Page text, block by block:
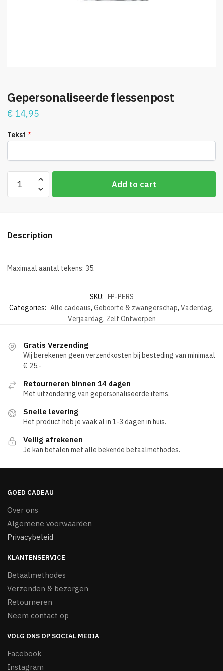
Gepersonaliseerde flessenpost
€ 14,95
Tekst *
Gepersonaliseerde
flessenpost
Add to cart
Description
Maximaal aantal tekens: 35.
SKU: FP-PERS
Categories: Alle cadeaus, Geboorte & zwangerschap, Vaderdag,
Verjaardag, Zelf Ontwerpen
Gratis Verzending
Wij berekenen geen verzendkosten bij besteding van minimaal
€ 25,-
Retourneren binnen 14 dagen
Met uitzondering van gepersonaliseerde items.
Snelle levering
Het product heb je vaak al in 1-3 dagen in huis.
Veilig afrekenen
Je kan betalen met alle bekende betaalmethodes.
GOED CADEAU
Over ons
Algemene voorwaarden
Privacybeleid
KLANTENSERVICE
Betaalmethodes
Verzenden & bezorgen
Retourneren
Neem contact op
VOLG ONS OP SOCIAL MEDIA
Facebook
Instagram